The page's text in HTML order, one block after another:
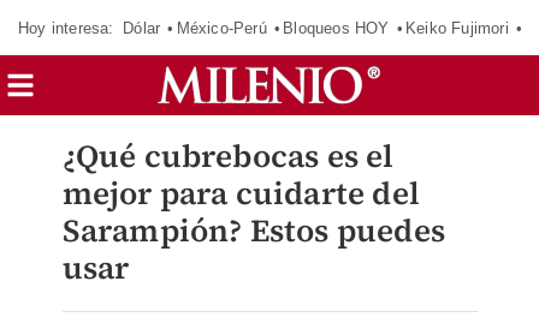
Hoy interesa: Dólar México-Perú Bloqueos HOY Keiko Fujimori
¿Qué cubrebocas es el
mejor para cuidarte del
Sarampión? Estos puedes
usar